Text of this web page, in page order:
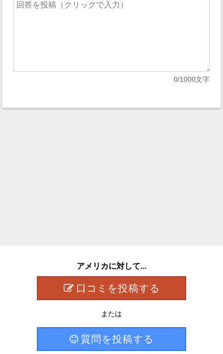
0/1000文字
アメリカに対して...
口コミを投稿する
または
質問を投稿する